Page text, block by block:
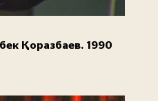
Қоразбаев. 1990